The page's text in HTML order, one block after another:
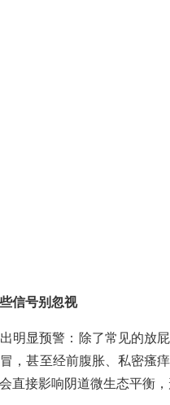
信号别忽视
明显预警：除了常见的放
，甚至经前腹胀、私密瘙
直接影响阴道微生态平衡，